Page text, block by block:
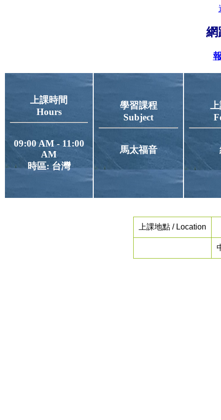
網
上課時間
Hours
09:00 AM - 11:00
AM
時區: 台灣
學習課程
Subject
馬太福音
上課地點 / Location